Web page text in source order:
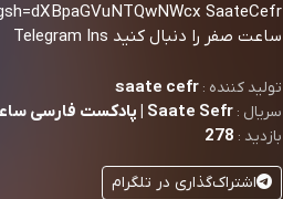
ساعت صفر را دنبال کنید Telegram Ins
تولید کننده :saate cefr
سریال :Saate Sefr | پادکست فارسی ساعت صفر
بازدید : 278
اشتراک‌گذاری در تلگرام